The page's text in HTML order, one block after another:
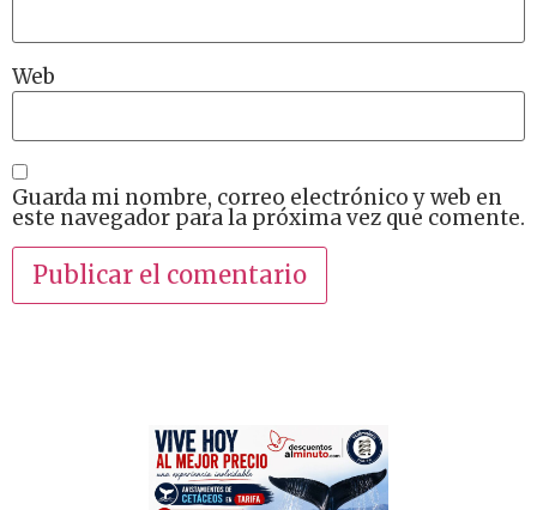
Web
Guarda mi nombre, correo electrónico y web en
este navegador para la próxima vez que comente.